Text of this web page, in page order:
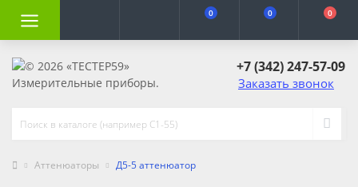
0 0 0
+7 (342) 247-57-09
Заказать звонок
Аттенюаторы Д5-5 аттенюатор